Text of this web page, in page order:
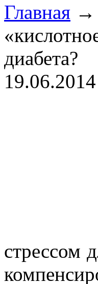
Главная →
диабета?
стрессом